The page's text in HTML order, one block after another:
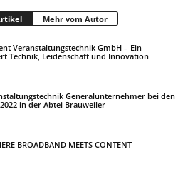
Mehr vom Autor
Veranstaltungstechnik GmbH – Ein
Technik, Leidenschaft und Innovation
Generalunternehmer bei den
2022 in der Abtei Brauweiler
BROADBAND MEETS CONTENT